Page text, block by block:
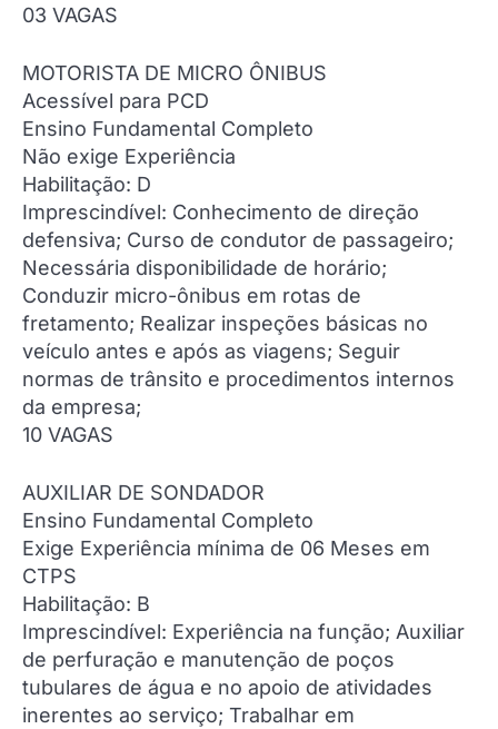
03 VAGAS
MOTORISTA DE MICRO ÔNIBUS
Acessível para PCD
Ensino Fundamental Completo
Não exige Experiência
Habilitação: D
Imprescindível: Conhecimento de direção
defensiva; Curso de condutor de passageiro;
Necessária disponibilidade de horário;
Conduzir micro-ônibus em rotas de
fretamento; Realizar inspeções básicas no
veículo antes e após as viagens; Seguir
normas de trânsito e procedimentos internos
da empresa;
10 VAGAS
AUXILIAR DE SONDADOR
Ensino Fundamental Completo
Exige Experiência mínima de 06 Meses em
CTPS
Habilitação: B
Imprescindível: Experiência na função; Auxiliar
de perfuração e manutenção de poços
tubulares de água e no apoio de atividades
inerentes ao serviço; Trabalhar em